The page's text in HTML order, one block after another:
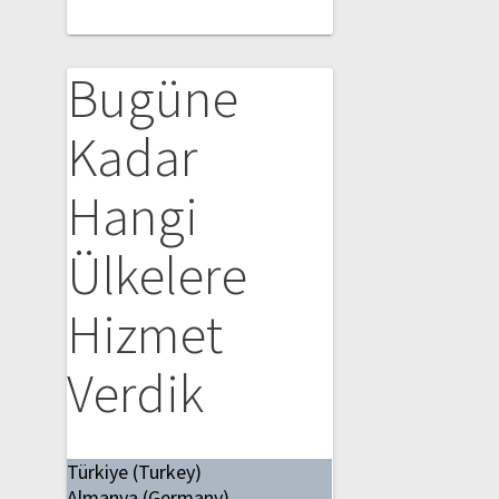
Bugüne
Kadar
Hangi
Ülkelere
Hizmet
Verdik
Türkiye (Turkey)